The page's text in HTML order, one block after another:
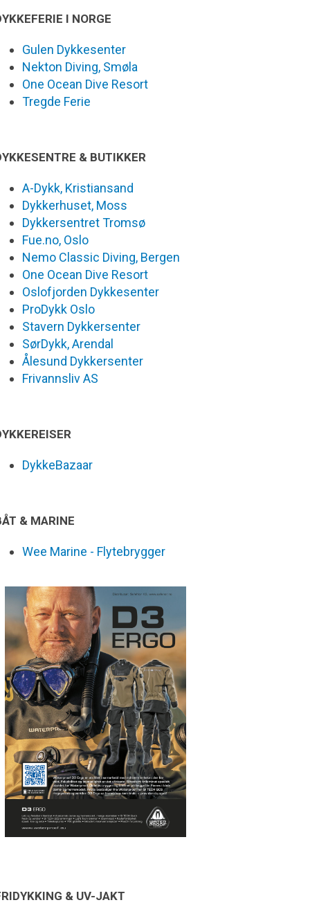
I NORGE
Gulen Dykkesenter
Nekton Diving, Smøla
One Ocean Dive Resort
Tregde Ferie
& BUTIKKER
A-Dykk, Kristiansand
Dykkerhuset, Moss
Dykkersentret Tromsø
Fue.no, Oslo
Nemo Classic Diving, Bergen
One Ocean Dive Resort
Oslofjorden Dykkesenter
ProDykk Oslo
Stavern Dykkersenter
SørDykk, Arendal
Ålesund Dykkersenter
Frivannsliv AS
DykkeBazaar
& MARINE
Wee Marine - Flytebrygger
& UV-JAKT